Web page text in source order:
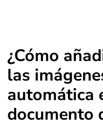
¿Cómo
las
automática
documento